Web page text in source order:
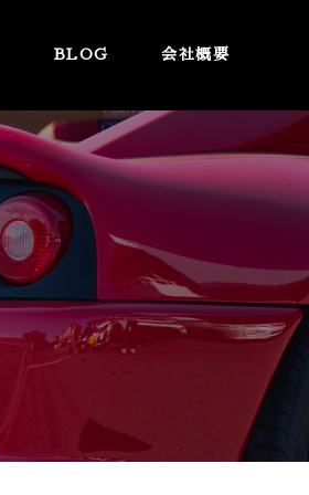
BLOG 会社概要